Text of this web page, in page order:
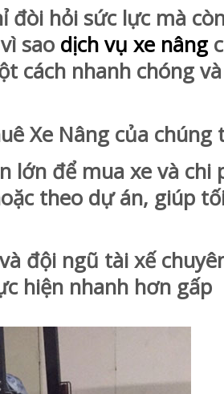
đòi hỏi sức lực mà
sao dịch vụ xe nâng
cách nhanh chóng và
Xe Nâng của chúng
để mua xe và chi
theo dự án, giúp
đội ngũ tài xế
hiện nhanh hơn gấp